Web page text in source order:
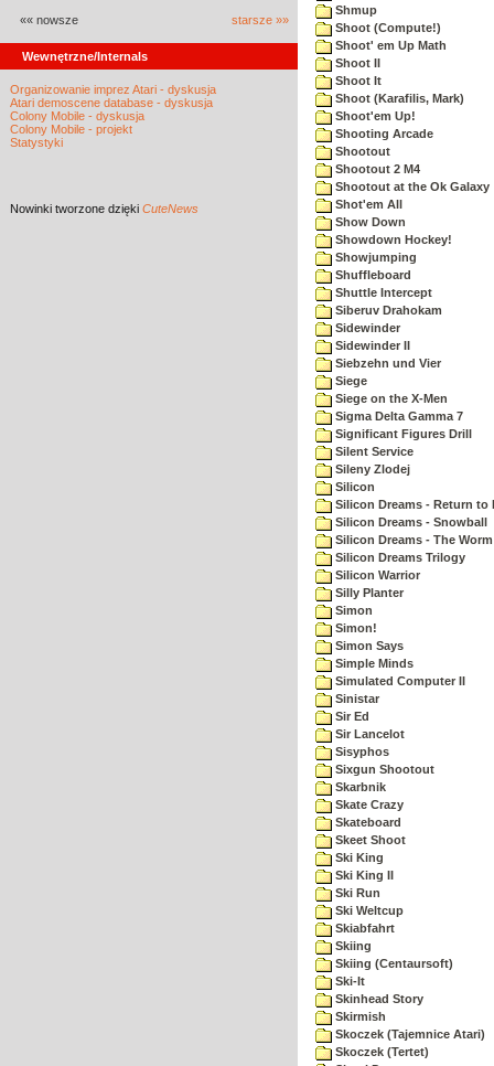
«« nowsze starsze »»
Wewnętrzne/Internals
Organizowanie imprez Atari - dyskusja
Atari demoscene database - dyskusja
Colony Mobile - dyskusja
Colony Mobile - projekt
Statystyki
Nowinki tworzone dzięki CuteNews
Shmup
Shoot (Compute!)
Shoot' em Up Math
Shoot II
Shoot It
Shoot (Karafilis, Mark)
Shoot'em Up!
Shooting Arcade
Shootout
Shootout 2 M4
Shootout at the Ok Galaxy
Shot'em All
Show Down
Showdown Hockey!
Showjumping
Shuffleboard
Shuttle Intercept
Siberuv Drahokam
Sidewinder
Sidewinder II
Siebzehn und Vier
Siege
Siege on the X-Men
Sigma Delta Gamma 7
Significant Figures Drill
Silent Service
Sileny Zlodej
Silicon
Silicon Dreams - Return to
Silicon Dreams - Snowball
Silicon Dreams - The
Silicon Dreams Trilogy
Silicon Warrior
Silly Planter
Simon
Simon!
Simon Says
Simple Minds
Simulated Computer II
Sinistar
Sir Ed
Sir Lancelot
Sisyphos
Sixgun Shootout
Skarbnik
Skate Crazy
Skateboard
Skeet Shoot
Ski King
Ski King II
Ski Run
Ski Weltcup
Skiabfahrt
Skiing
Skiing (Centaursoft)
Ski-It
Skinhead Story
Skirmish
Skoczek (Tajemnice Atari)
Skoczek (Tertet)